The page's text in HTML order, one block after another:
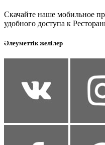
Скачайте наше мобильное
удобного доступа к
Әлеуметтік желілер